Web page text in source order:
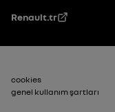
Renault.tr
Alt Bilgi_2
cookies
genel kullanım şartları